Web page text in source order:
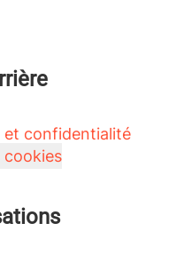
et confidentialité
cookies